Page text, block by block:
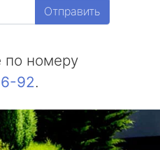
Отправить
по номеру
92.